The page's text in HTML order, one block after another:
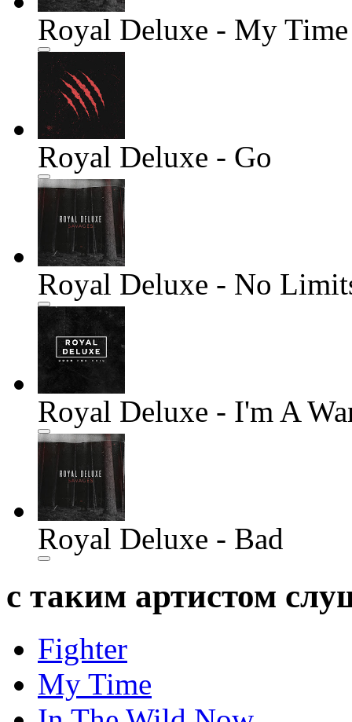
Royal Deluxe - My Time
Royal Deluxe - Go
Royal Deluxe - No
Royal Deluxe - I'm A
Royal Deluxe - Bad
с таким артистом
Fighter
My Time